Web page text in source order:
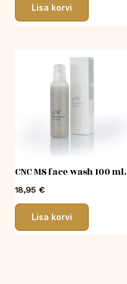
Lisa korvi
CNC MS face wash 100 ml.
18,95 €
Lisa korvi